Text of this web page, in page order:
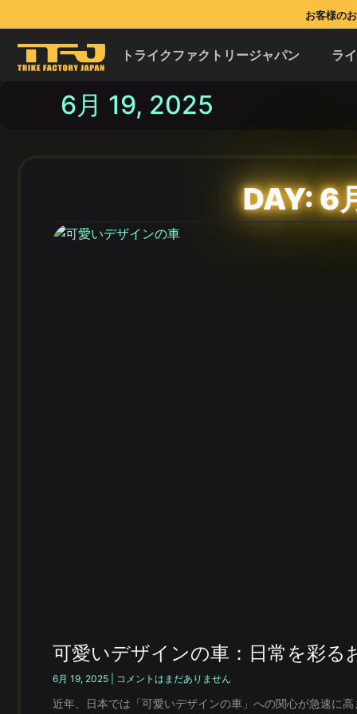
お客様の
トライクファクトリージャパン ラ
6月 19, 2025
DAY: 6
可愛いデザインの車：日常を彩る
6月 19, 2025 コメントはまだありません
近年、日本では「可愛いデザインの車」への関心が急速に